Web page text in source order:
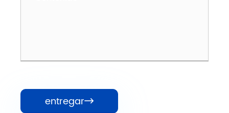
entregar